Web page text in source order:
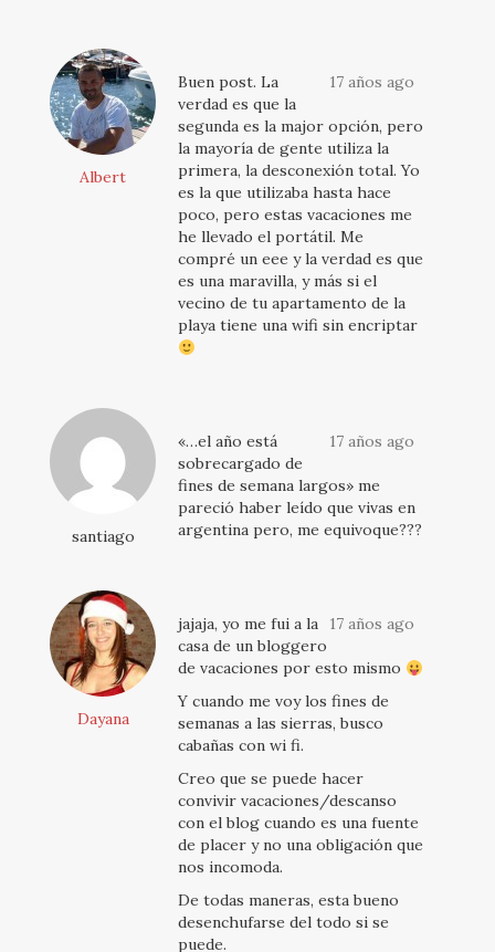
Albert
17 años ago
Buen post. La
verdad es que la
segunda es la major opción, pero
la mayoría de gente utiliza la
primera, la desconexión total. Yo
es la que utilizaba hasta hace
poco, pero estas vacaciones me
he llevado el portátil. Me
compré un eee y la verdad es que
es una maravilla, y más si el
vecino de tu apartamento de la
playa tiene una wifi sin encriptar
santiago
17 años ago
«…el año está
sobrecargado de
fines de semana largos» me
pareció haber leído que vivas en
argentina pero, me equivoque???
Dayana
17 años ago
jajaja, yo me fui a la
casa de un bloggero
de vacaciones por esto mismo
Y cuando me voy los fines de
semanas a las sierras, busco
cabañas con wi fi.
Creo que se puede hacer
convivir vacaciones/descanso
con el blog cuando es una fuente
de placer y no una obligación que
nos incomoda.
De todas maneras, esta bueno
desenchufarse del todo si se
puede.